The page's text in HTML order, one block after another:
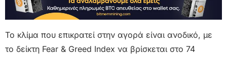
Το κλίμα που επικρατεί στην αγορά είναι ανοδικό, με
το δείκτη Fear & Greed Index να βρίσκεται στο 74